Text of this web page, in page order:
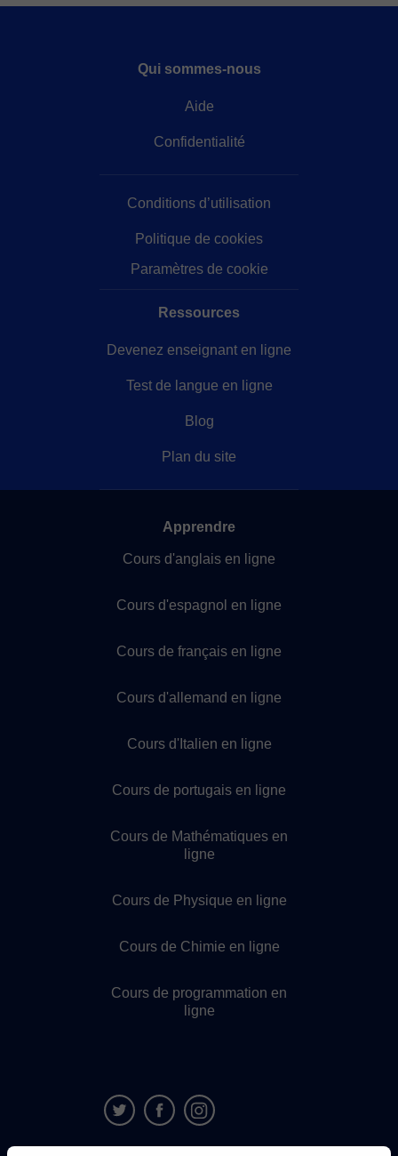
Qui sommes-nous
Aide
Confidentialité
Conditions d’utilisation
Politique de cookies
Paramètres de cookie
Ressources
Devenez enseignant en ligne
Test de langue en ligne
Blog
Plan du site
Apprendre
Cours d'anglais en ligne
Cours d'espagnol en ligne
Cours de français en ligne
Cours d'allemand en ligne
Cours d'Italien en ligne
Cours de portugais en ligne
Cours de Mathématiques en
ligne
Cours de Physique en ligne
Cours de Chimie en ligne
Cours de programmation en
ligne